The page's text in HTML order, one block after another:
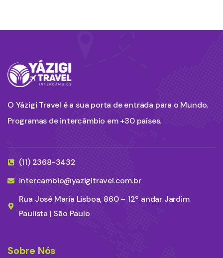
O Yázigi Travel é a sua porta de entrada para o Mundo.
Programas de intercâmbio em +30 países.
(11) 2368-3432
intercambio@yazigitravel.com.br
Rua José Maria Lisboa, 860 – 12º andar Jardim
Paulista | São Paulo
Sobre Nós